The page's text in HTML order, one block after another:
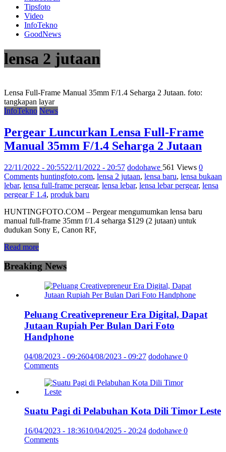
Tipsfoto
Video
InfoTekno
GoodNews
lensa 2 jutaan
Lensa Full-Frame Manual 35mm F/1.4 Seharga 2 Jutaan. foto:
tangkapan layar
InfoTekno News
Pergear Luncurkan Lensa Full-Frame
Manual 35mm F/1.4 Seharga 2 Jutaan
22/11/2022 - 20:5522/11/2022 - 20:57 dodohawe 561 Views 0
Comments huntingfoto.com, lensa 2 jutaan, lensa baru, lensa bukaan
lebar, lensa full-frame pergear, lensa lebar, lensa lebar pergear, lensa
pergear F 1.4, produk baru
HUNTINGFOTO.COM – Pergear mengumumkan lensa baru
manual full-frame 35mm f/1.4 seharga $129 (2 jutaan) untuk
dudukan Sony E, Canon RF,
Read more
Breaking News
Peluang Creativepreneur Era Digital, Dapat
Jutaan Rupiah Per Bulan Dari Foto
Handphone
04/08/2023 - 09:2604/08/2023 - 09:27 dodohawe 0
Comments
Suatu Pagi di Pelabuhan Kota Dili Timor Leste
16/04/2023 - 18:3610/04/2025 - 20:24 dodohawe 0
Comments